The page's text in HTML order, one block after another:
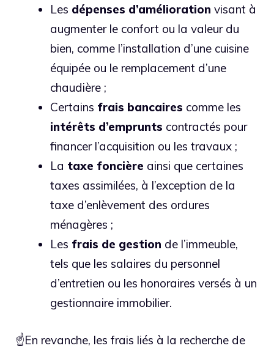
Les dépenses d’amélioration visant à
augmenter le confort ou la valeur du
bien, comme l’installation d’une cuisine
équipée ou le remplacement d’une
chaudière ;
Certains frais bancaires comme les
intérêts d’emprunts contractés pour
financer l’acquisition ou les travaux ;
La taxe foncière ainsi que certaines
taxes assimilées, à l’exception de la
taxe d’enlèvement des ordures
ménagères ;
Les frais de gestion de l’immeuble,
tels que les salaires du personnel
d’entretien ou les honoraires versés à un
gestionnaire immobilier.
☝️En revanche, les frais liés à la recherche de